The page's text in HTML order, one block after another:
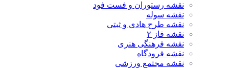
نقشه رستوران و فست فود
نقشه سوله
نقشه طرح هادی و ثبتی
نقشه فاز ۲
نقشه فرهنگی هنری
نقشه فرودگاه
نقشه مجتمع ورزشی